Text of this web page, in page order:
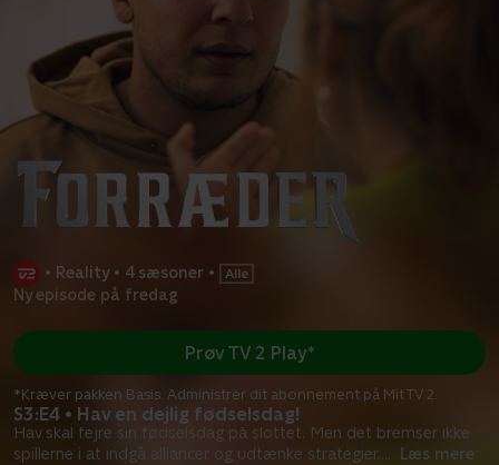
• Reality • 4 sæsoner •
Ny episode på fredag
S3:E4 • Hav en dejlig fødselsdag!
Hav skal fejre sin fødselsdag på slottet. Men det bremser ikke
spillerne i at indgå alliancer og udtænke strategier.... Læs mere
Prøv TV 2 Play*
*Kræver pakken Basis. Administrer dit abonnement på Mit TV 2.